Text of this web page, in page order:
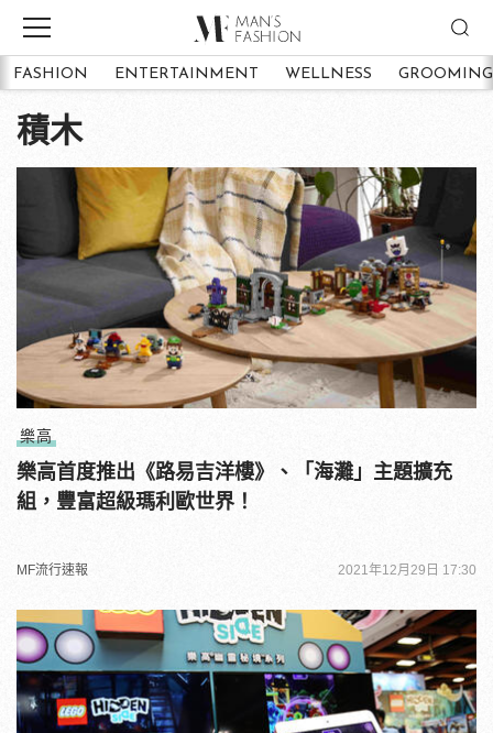
FASHION ENTERTAINMENT WELLNESS GROOMING
積木
樂高
樂高首度推出《路易吉洋樓》、「海灘」主題擴充
組，豐富超級瑪利歐世界！
MF流行速報 2021年12月29日 17:30